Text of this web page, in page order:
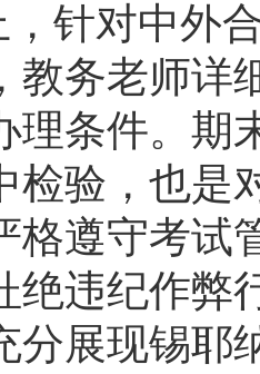
针对中外
教务老师详
理条件。期
检验，也是
格遵守考试
绝违纪作弊
分展现锡耶